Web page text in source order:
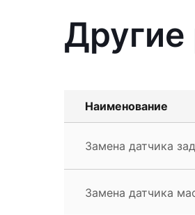
Наименование
Замена датчика
Замена датчика